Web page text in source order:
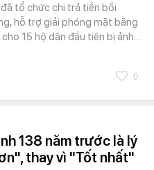
đã tổ chức chi trả tiền bồi
hỗ trợ giải phóng mặt bằng
15 hộ dân đầu tiên bị ảnh…
0
138 năm trước là lý
thay vì "Tốt nhất"